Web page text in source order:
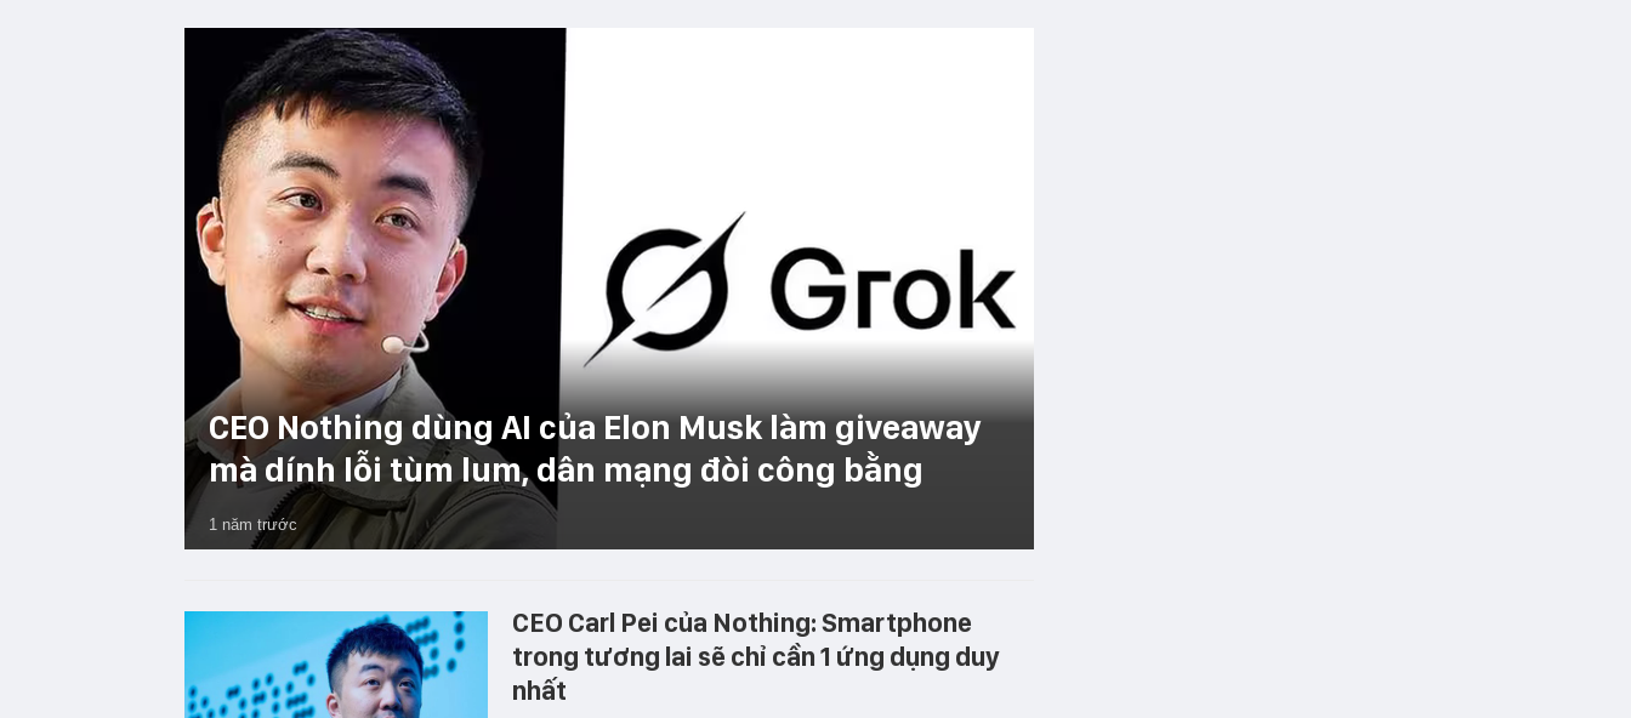
CEO Nothing dùng AI của Elon Musk làm giveaway
mà dính lỗi tùm lum, dân mạng đòi công bằng
1 năm trước
CEO Carl Pei của Nothing: Smartphone
trong tương lai sẽ chỉ cần 1 ứng dụng duy
nhất